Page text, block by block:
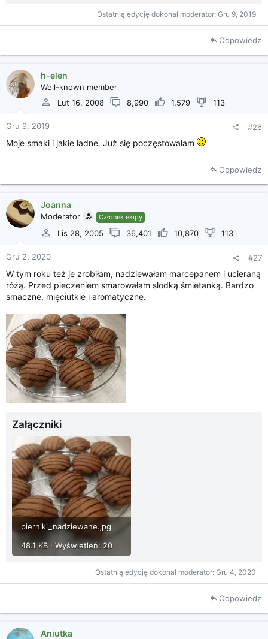
Ostatnią edycję dokonał moderator: Gru 9, 2019
Odpowiedz
h-elen
Well-known member
Lut 16, 2008
8,990 1,579 113
Gru 9, 2019 #26
Moje smaki i jakie ładne. Już się poczęstowałam
Odpowiedz
Joanna
Moderator Członek ekipy
Lis 28, 2005 36,401 10,870 113
Gru 2, 2020 #27
W tym roku też je zrobiłam, nadziewałam marcepanem i ucieraną
różą. Przed pieczeniem smarowałam słodką śmietanką. Bardzo
smaczne, mięciutkie i aromatyczne.
Załączniki
pierniki_nadziewane.jpg
48.1 KB · Wyświetleń: 20
Ostatnią edycję dokonał moderator: Gru 4, 2020
Odpowiedz
Aniutka